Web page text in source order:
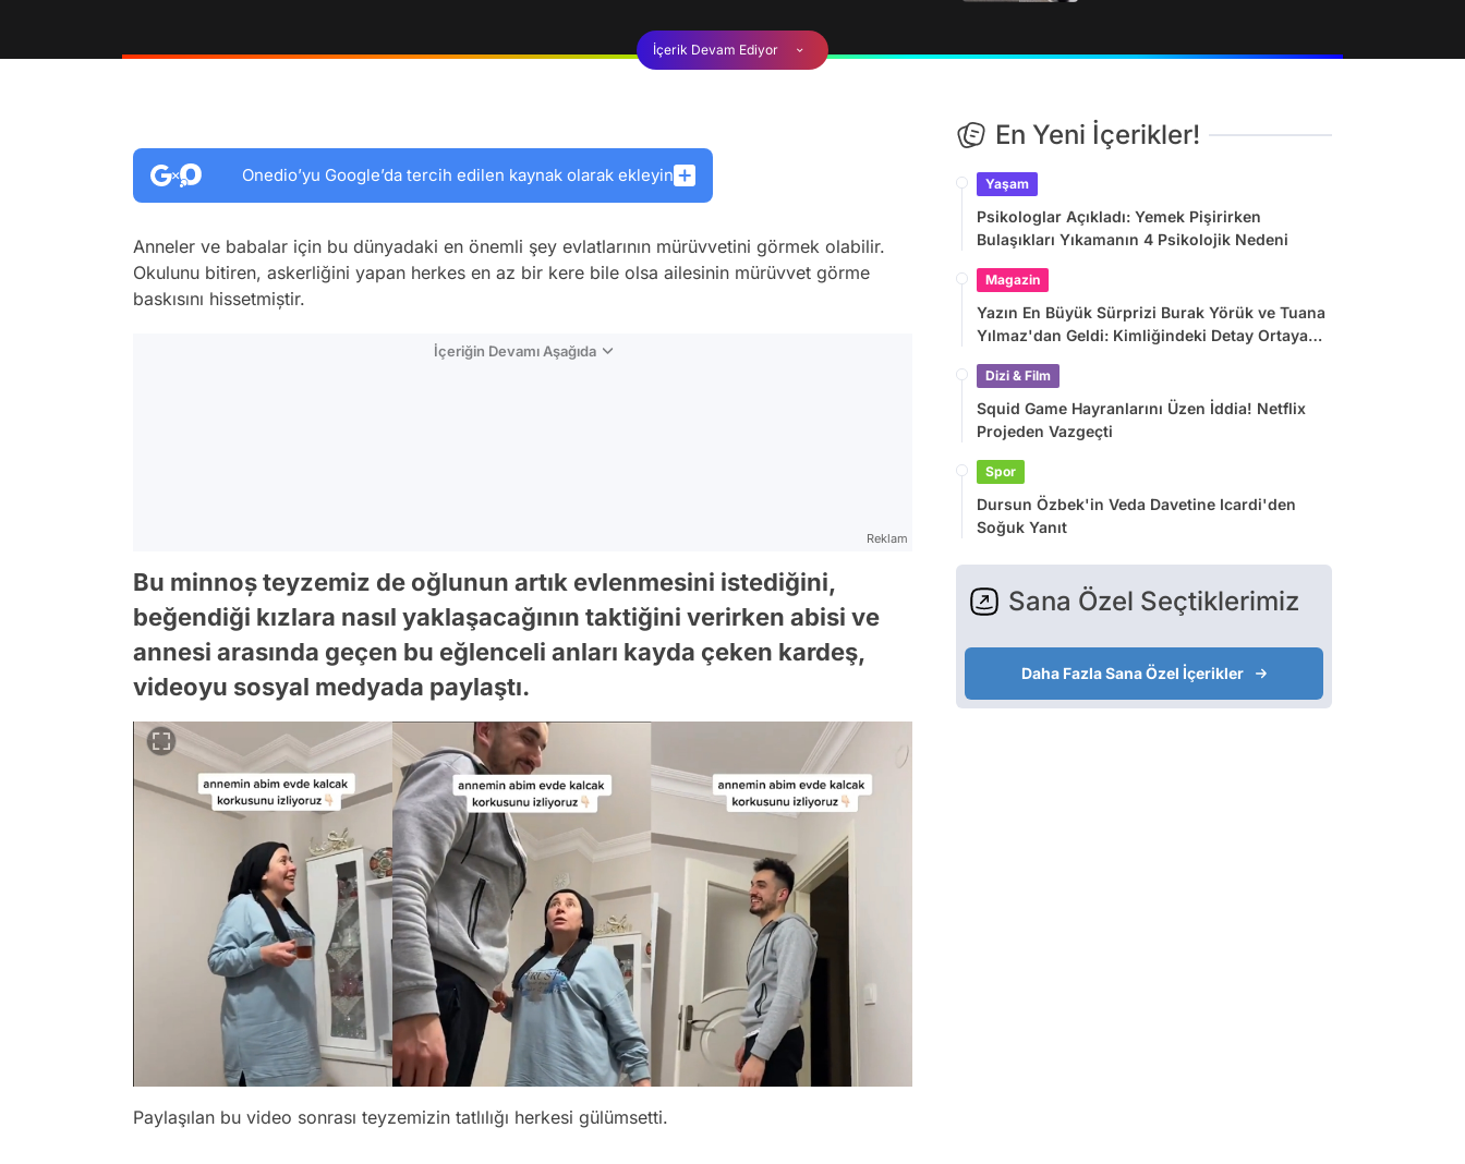
İçerik Devam Ediyor
Onedio’yu Google’da tercih edilen kaynak olarak ekleyin
Anneler ve babalar için bu dünyadaki en önemli şey evlatlarının mürüvvetini görmek olabilir.
Okulunu bitiren, askerliğini yapan herkes en az bir kere bile olsa ailesinin mürüvvet görme
baskısını hissetmiștir.
İçeriğin Devamı Aşağıda
Reklam
Bu minnoș teyzemiz de oğlunun artık evlenmesini istediğini,
beğendiği kızlara nasıl yaklaşacağının taktiğini verirken abisi ve
annesi arasında geçen bu eğlenceli anları kayda çeken kardeş,
videoyu sosyal medyada paylaştı.
Paylaşılan bu video sonrası teyzemizin tatlılığı herkesi gülümsetti.
En Yeni İçerikler!
Yaşam
Psikologlar Açıkladı: Yemek Pişirirken
Bulaşıkları Yıkamanın 4 Psikolojik Nedeni
Magazin
Yazın En Büyük Sürprizi Burak Yörük ve Tuana
Yılmaz'dan Geldi: Kimliğindeki Detay Ortaya
Dizi & Film
Squid Game Hayranlarını Üzen İddia! Netflix
Projeden Vazgeçti
Spor
Dursun Özbek'in Veda Davetine Icardi'den
Soğuk Yanıt
Sana Özel Seçtiklerimiz
Daha Fazla Sana Özel İçerikler